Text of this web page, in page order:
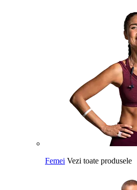
Femei Vezi toate produsele